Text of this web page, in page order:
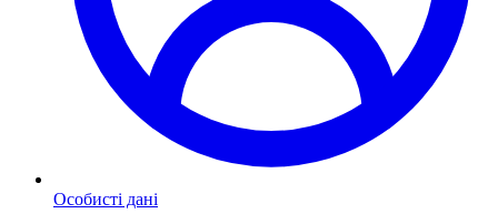
Особисті дані